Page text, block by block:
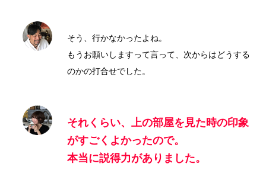
そう、行かなかったよね。
もうお願いしますって言って、次からはどうする
のかの打合せでした。
それくらい、上の部屋を見た時の印象
がすごくよかったので。
本当に説得力がありました。